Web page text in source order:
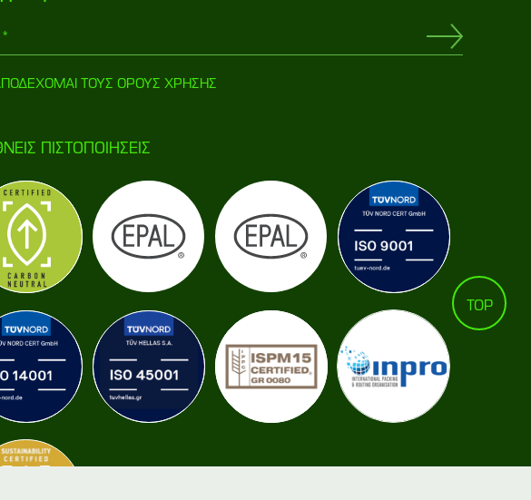
ΤΟΥΣ ΟΡΟΥΣ ΧΡΗΣΗΣ
ΠΙΣΤΟΠΟIHΣΕΙΣ
TOP